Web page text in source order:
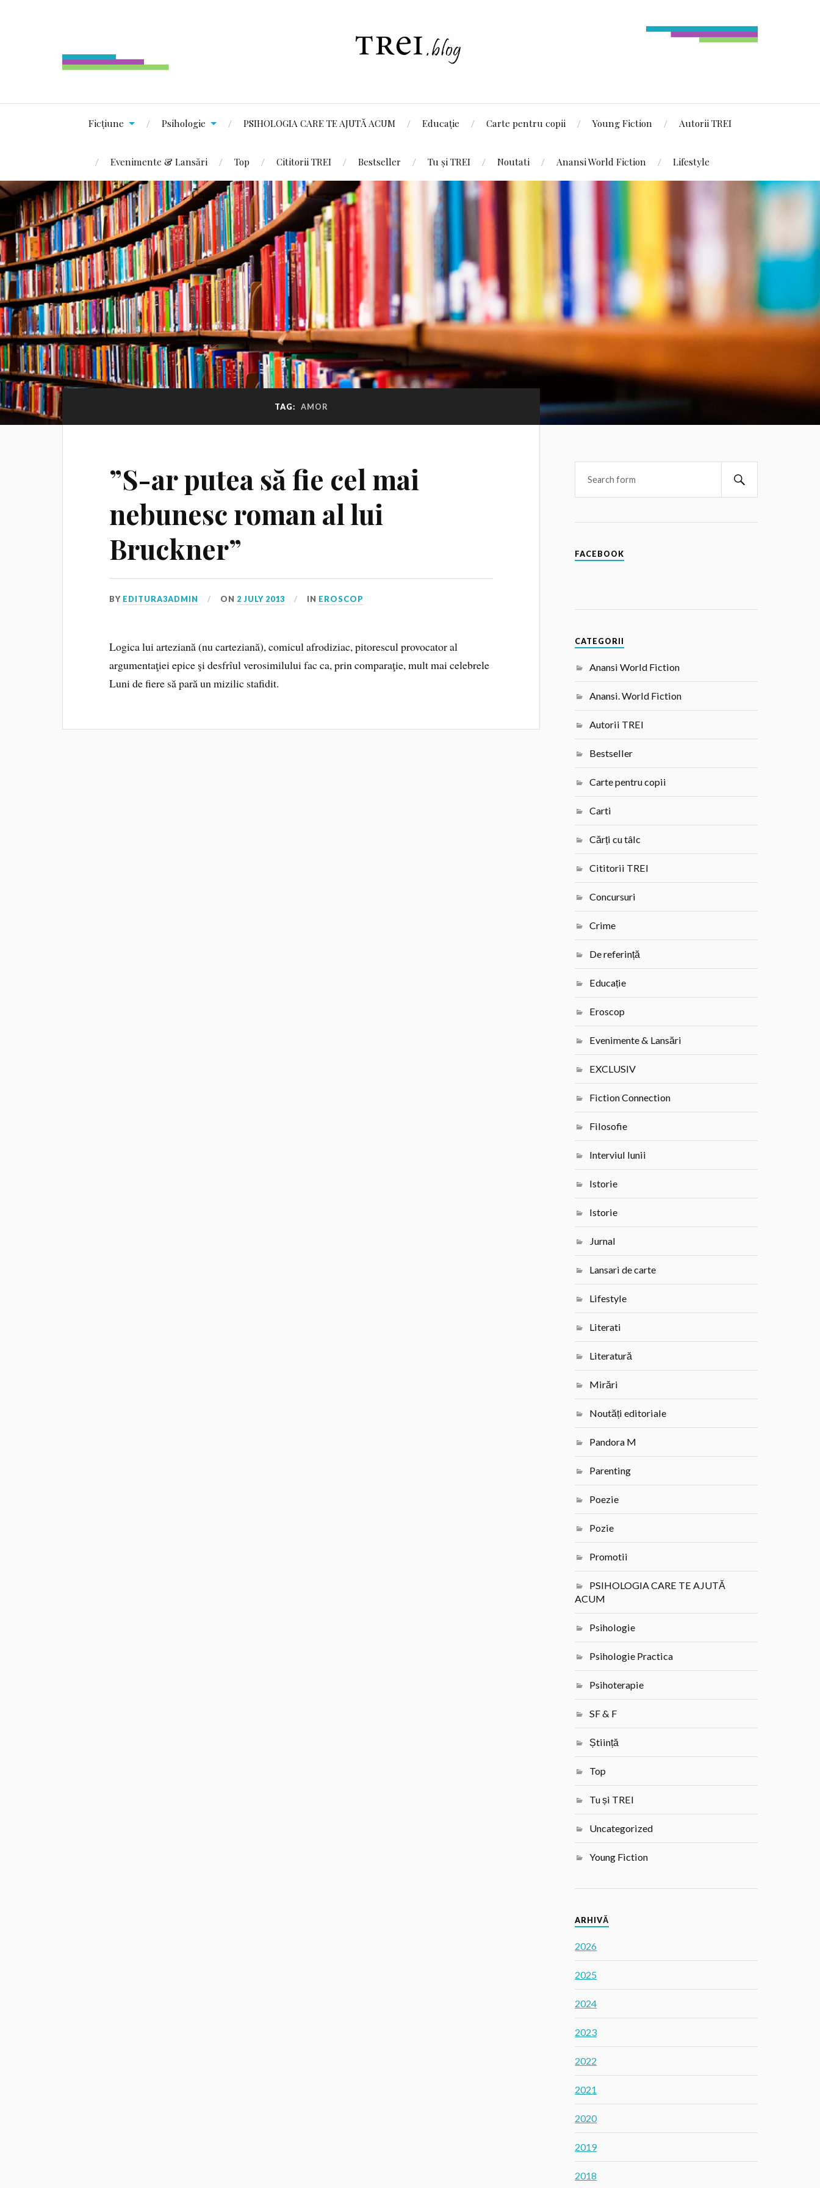
Ficțiune Psihologie PSIHOLOGIA CARE TE AJUTĂ ACUM Educație Carte pentru copii Young Fiction Autorii TREI
Evenimente & Lansări Top Cititorii TREI Bestseller Tu și TREI Noutati Anansi World Fiction Lifestyle
TAG: AMOR
”S-ar putea să fie cel mai
nebunesc roman al lui
Bruckner”
BY EDITURA3ADMIN ON 2 JULY 2013 IN EROSCOP
Logica lui arteziană (nu carteziană), comicul afrodiziac, pitorescul provocator al
argumentaţiei epice şi desfrîul verosimilului fac ca, prin comparaţie, mult mai celebrele
Luni de fiere să pară un mizilic stafidit.
FACEBOOK
CATEGORII
Anansi World Fiction
Anansi. World Fiction
Autorii TREI
Bestseller
Carte pentru copii
Carti
Cărți cu tâlc
Cititorii TREI
Concursuri
Crime
De referință
Educație
Eroscop
Evenimente & Lansări
EXCLUSIV
Fiction Connection
Filosofie
Interviul lunii
Istorie
Istorie
Jurnal
Lansari de carte
Lifestyle
Literati
Literatură
Mirări
Noutăți editoriale
Pandora M
Parenting
Poezie
Pozie
Promotii
PSIHOLOGIA CARE TE AJUTĂ
ACUM
Psihologie
Psihologie Practica
Psihoterapie
SF & F
Știință
Top
Tu și TREI
Uncategorized
Young Fiction
ARHIVĂ
2026
2025
2024
2023
2022
2021
2020
2019
2018